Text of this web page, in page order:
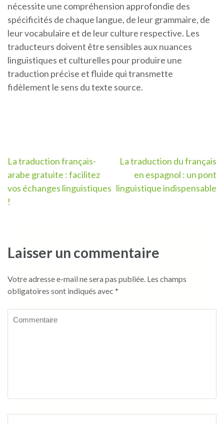
nécessite une compréhension approfondie des
spécificités de chaque langue, de leur grammaire, de
leur vocabulaire et de leur culture respective. Les
traducteurs doivent être sensibles aux nuances
linguistiques et culturelles pour produire une
traduction précise et fluide qui transmette
fidèlement le sens du texte source.
Navigation
de
l’article
La traduction français-
arabe gratuite : facilitez
vos échanges linguistiques
!
La traduction du français
en espagnol : un pont
linguistique indispensable
Laisser un commentaire
Votre adresse e-mail ne sera pas publiée. Les champs
obligatoires sont indiqués avec *